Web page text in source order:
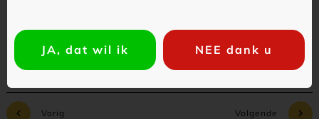
Vorig Volgende
JA, dat wil ik NEE dank u